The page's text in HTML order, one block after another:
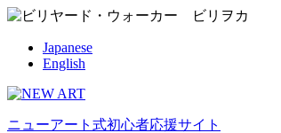
Japanese
English
ニューアート式初心者応援サイト